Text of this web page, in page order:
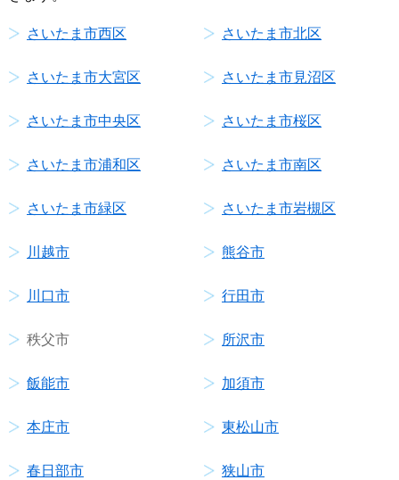
さいたま市西区 さいたま市北区
さいたま市大宮区 さいたま市見沼区
さいたま市中央区 さいたま市桜区
さいたま市浦和区 さいたま市南区
さいたま市緑区 さいたま市岩槻区
川越市 熊谷市
川口市 行田市
秩父市 所沢市
飯能市 加須市
本庄市 東松山市
春日部市 狭山市